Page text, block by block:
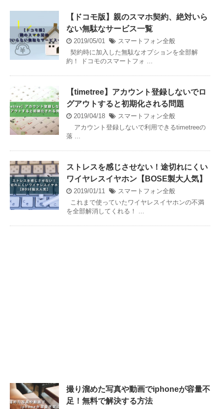
【ドコモ版】親のスマホ契約、絶対いら
ない無駄なサービス一覧
2019/05/01
スマートフォン全般
契約時に加入した無駄なオプションを全部解
約！ ドコモのスマートフォ ...
【timetree】アカウント登録しないでロ
グアウトすると初期化される問題
2019/04/18
スマートフォン全般
アカウント登録しないで利用できるtimetreeの
落 ...
ストレスを感じさせない！途切れにくい
ワイヤレスイヤホン【BOSE製大人気】
2019/01/11
スマートフォン全般
これまで使っていたワイヤレスイヤホンの不満
を全部解消してくれる！ ...
撮り溜めた写真や動画でiphoneが容量不
足！無料で解決する方法